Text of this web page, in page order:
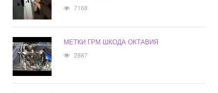
7168
МЕТКИ ГРМ ШКОДА ОКТАВИЯ
2887